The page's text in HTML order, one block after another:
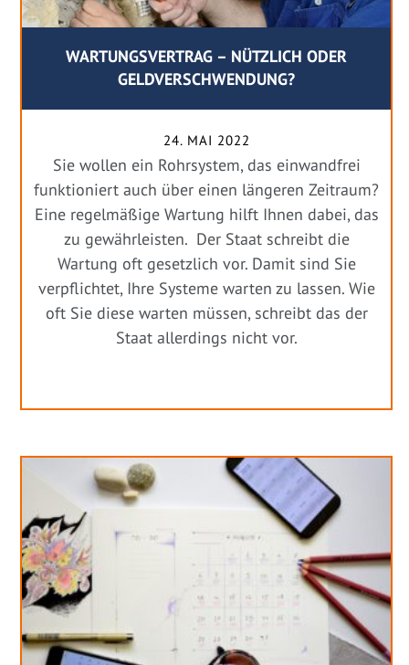
WARTUNGSVERTRAG – NÜTZLICH ODER
GELDVERSCHWENDUNG?
24. MAI 2022
Sie wollen ein Rohrsystem, das einwandfrei
funktioniert auch über einen längeren Zeitraum?
Eine regelmäßige Wartung hilft Ihnen dabei, das
zu gewährleisten. Der Staat schreibt die
Wartung oft gesetzlich vor. Damit sind Sie
verpflichtet, Ihre Systeme warten zu lassen. Wie
oft Sie diese warten müssen, schreibt das der
Staat allerdings nicht vor.